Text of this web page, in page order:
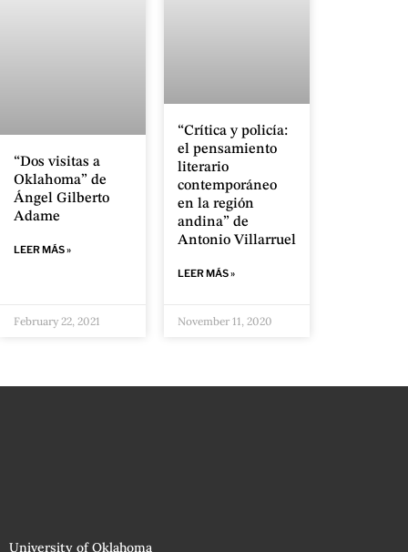
“Dos visitas a
Oklahoma” de
Ángel Gilberto
Adame
LEER MÁS »
February 22, 2021
“Crítica y policía:
el pensamiento
literario
contemporáneo
en la región
andina” de
Antonio Villarruel
LEER MÁS »
November 11, 2020
University of Oklahoma